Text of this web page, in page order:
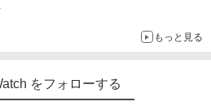
もっと見る
をフォローする